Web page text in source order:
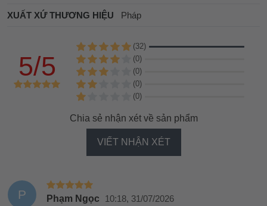
XUẤT XỨ THƯƠNG HIỆU Pháp
5/5
(32)
(0)
(0)
(0)
(0)
Chia sẻ nhận xét về sản phẩm
VIẾT NHẬN XÉT
P Phạm Ngọc
10:18, 31/07/2026